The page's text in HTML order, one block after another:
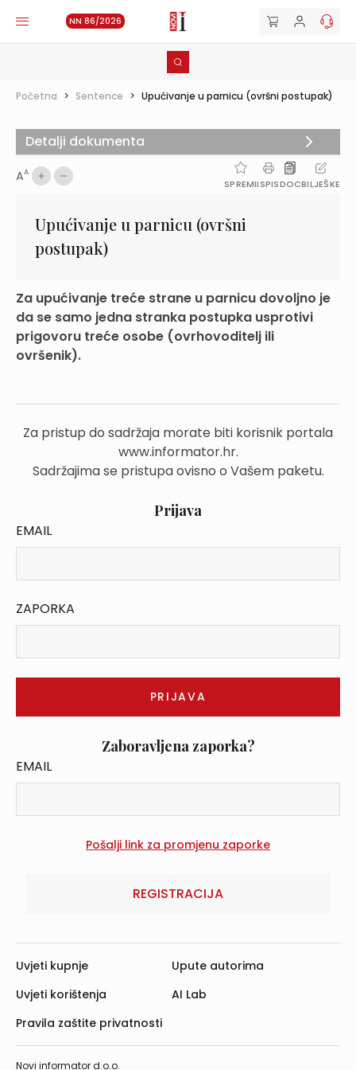
NN 86/2026
Početna > Sentence > Upućivanje u parnicu (ovršni postupak)
AA
SPREMIISPISDOCBILJEŠKE
Upućivanje u parnicu (ovršni
postupak)
Za upućivanje treće strane u parnicu dovoljno je
da se samo jedna stranka postupka usprotivi
prigovoru treće osobe (ovrhovoditelj ili
ovršenik).
Za pristup do sadržaja morate biti korisnik portala
www.informator.hr.
Sadržajima se pristupa ovisno o Vašem paketu.
Prijava
EMAIL
ZAPORKA
Zaboravljena zaporka?
EMAIL
REGISTRACIJA
Detalji dokumenta
Novi informator d.o.o.
Uvjeti kupnje
Uvjeti korištenja
Pravila zaštite privatnosti
Upute autorima
AI Lab